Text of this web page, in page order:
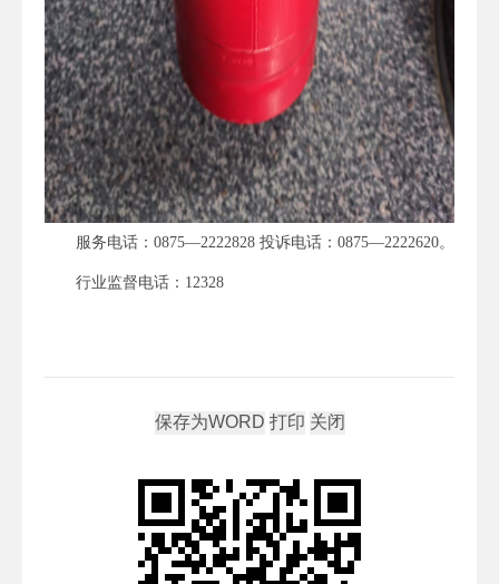
服务电话：0875—2222828 投诉电话：0875—2222620。
行业监督电话：12328